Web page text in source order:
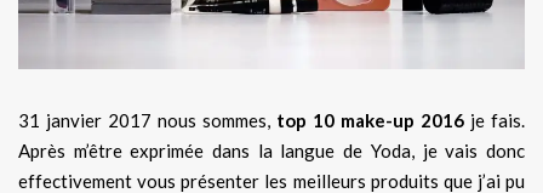
31 janvier 2017 nous sommes, top 10 make-up 2016 je fais.
Après m’être exprimée dans la langue de Yoda, je vais donc
effectivement vous présenter les meilleurs produits que j’ai pu